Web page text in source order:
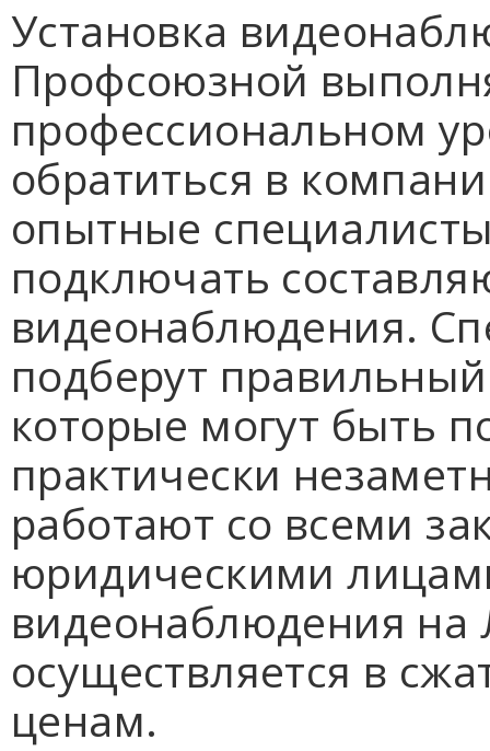
Установка
Профсоюзной
профессиональном
обратиться в
опытные
подключать
видеонаблюдения.
подберут
которые могут быть
практически
работают со всеми
юридическими
видеонаблюдения на
осуществляется в
ценам.